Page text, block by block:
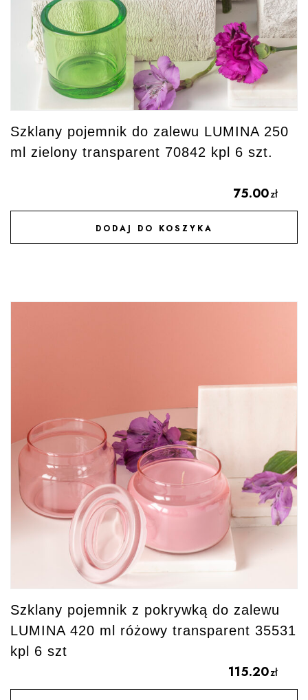
Szklany pojemnik do zalewu LUMINA 250
ml zielony transparent 70842 kpl 6 szt.
75.00zł
DODAJ DO KOSZYKA
DODAJ DO ULUBIONYCH
Szklany pojemnik z pokrywką do zalewu
LUMINA 420 ml różowy transparent 35531
kpl 6 szt
115.20zł